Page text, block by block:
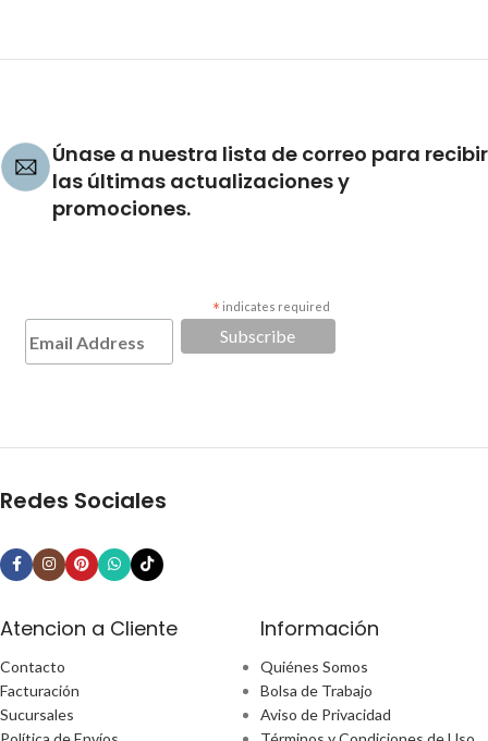
Únase a nuestra lista de correo para recibir
las últimas actualizaciones y
promociones.
* indicates required
Redes Sociales
Atencion a Cliente
Contacto
Facturación
Sucursales
Información
Quiénes Somos
Bolsa de Trabajo
Aviso de Privacidad